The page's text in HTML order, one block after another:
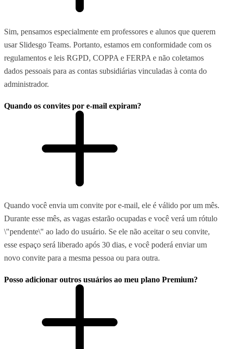
Sim, pensamos especialmente em professores e alunos que querem
usar Slidesgo Teams. Portanto, estamos em conformidade com os
regulamentos e leis RGPD, COPPA e FERPA e não coletamos
dados pessoais para as contas subsidiárias vinculadas à conta do
administrador.
Quando os convites por e-mail expiram?
Quando você envia um convite por e-mail, ele é válido por um mês.
Durante esse mês, as vagas estarão ocupadas e você verá um rótulo
\"pendente\" ao lado do usuário. Se ele não aceitar o seu convite,
esse espaço será liberado após 30 dias, e você poderá enviar um
novo convite para a mesma pessoa ou para outra.
Posso adicionar outros usuários ao meu plano Premium?